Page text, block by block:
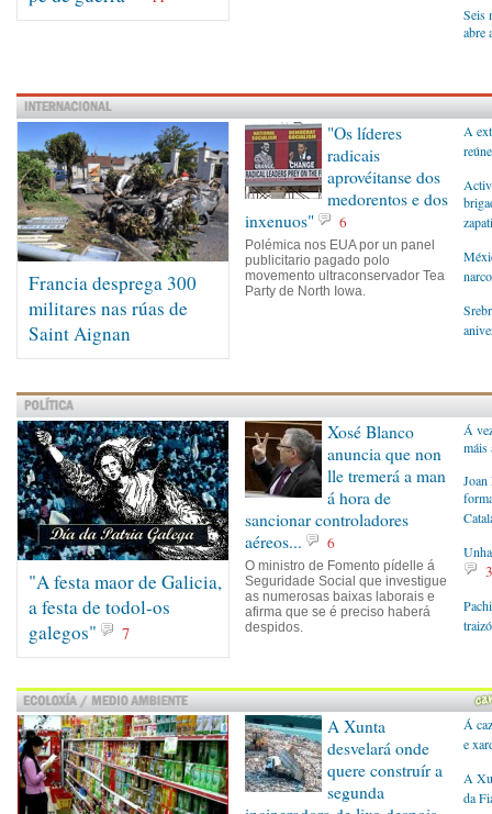
Seis
abre
Francia desprega 300
militares nas rúas de
Saint Aignan
"Os líderes
radicais
aprovéitanse dos
medorentos e dos
inxenuos"
6
Polémica nos EUA por un panel
publicitario pagado polo
movemento ultraconservador Tea
Party de North Iowa.
A
narco
"A festa maor de Galicia,
a festa de todol-os
galegos"
7
Xosé Blanco
anuncia que non
lle tremerá a man
á hora de
sancionar controladores
aéreos...
6
O ministro de Fomento pídelle á
Seguridade Social que investigue
as numerosas baixas laborais e
afirma que se é preciso haberá
despidos.
Á
máis
Joan
A Xunta
desvelará onde
quere construír a
segunda
Á
e
A
da